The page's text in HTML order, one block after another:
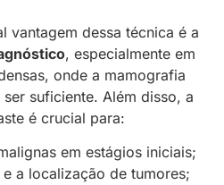
vantagem dessa técnica é a
, especialmente em
onde a mamografia
suficiente. Além disso, a
é crucial para:
em estágios iniciais;
a localização de tumores;